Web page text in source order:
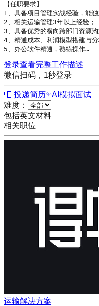
【任职要求】
1、具备项目管理实战经验，能
2、相关运输管理3年以上经验；
3、具备优秀的横向跨部门资源
4、精通成本、利润模型搭建与
5、办公软件精通，熟练操作…
登录查看完整工作描述
微信扫码，1秒登录
📮 投递简历✨AI模拟面试
难度：
包括英文材料
相关职位
运输解决方案